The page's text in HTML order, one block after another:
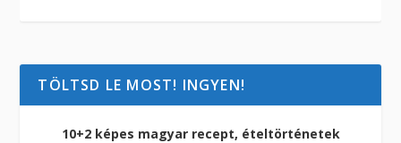
TÖLTSD LE MOST! INGYEN!
10+2 képes magyar recept, ételtörténetek